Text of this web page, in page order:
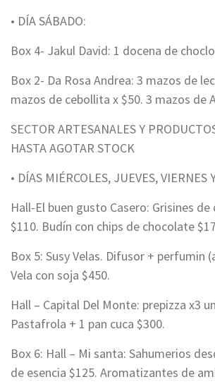
• DÍA SÁBADO:
Box 4- Jakul David: 1 docena de
Box 2- Da Rosa Andrea: 3 mazos de
mazos de cebollita x $50. 3 mazos de
SECTOR ARTESANALES Y
HASTA AGOTAR STOCK
• DÍAS MIÉRCOLES, JUEVES, VIERNES
Hall-El buen gusto Casero: Grisines de
$110. Budín con chips de chocolate
Box 5: Susy Velas. Difusor + perfumin
Vela con soja $450.
Hall – Capital Del Monte: prepizza x3
Pastafrola + 1 pan cuca $300.
Box 6: Hall – Mi santa: Sahumerios
de esencia $125. Aromatizantes de